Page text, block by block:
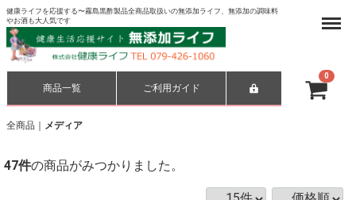
健康ライフを応援する〜霧島黒酢製品全商品取扱いの無添加ライフ、無添加の調味料
やお酒も大人気です
商品一覧 ご利用ガイド
Menu
全商品 メディア
47件の商品がみつかりました。
0